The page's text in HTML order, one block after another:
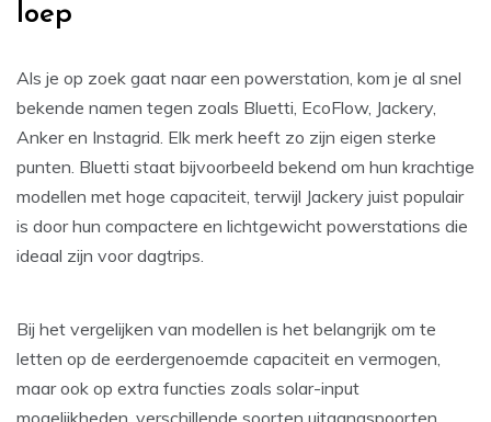
loep
Als je op zoek gaat naar een powerstation, kom je al snel
bekende namen tegen zoals Bluetti, EcoFlow, Jackery,
Anker en Instagrid. Elk merk heeft zo zijn eigen sterke
punten. Bluetti staat bijvoorbeeld bekend om hun krachtige
modellen met hoge capaciteit, terwijl Jackery juist populair
is door hun compactere en lichtgewicht powerstations die
ideaal zijn voor dagtrips.
Bij het vergelijken van modellen is het belangrijk om te
letten op de eerdergenoemde capaciteit en vermogen,
maar ook op extra functies zoals solar-input